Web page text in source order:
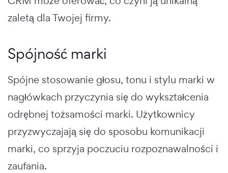
zaletą dla Twojej firmy.
Spójność marki
Spójne stosowanie głosu, tonu i stylu marki w
nagłówkach przyczynia się do wykształcenia
odrębnej tożsamości marki. Użytkownicy
przyzwyczajają się do sposobu komunikacji
marki, co sprzyja poczuciu rozpoznawalności i
zaufania.